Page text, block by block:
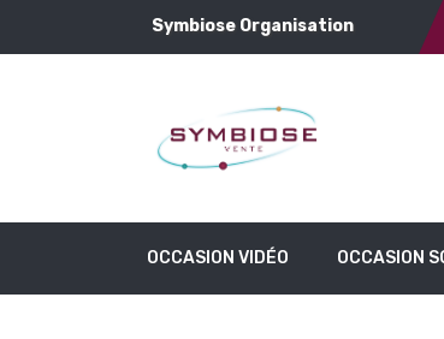
Symbiose Organisation
OCCASION VIDÉO OCCASION